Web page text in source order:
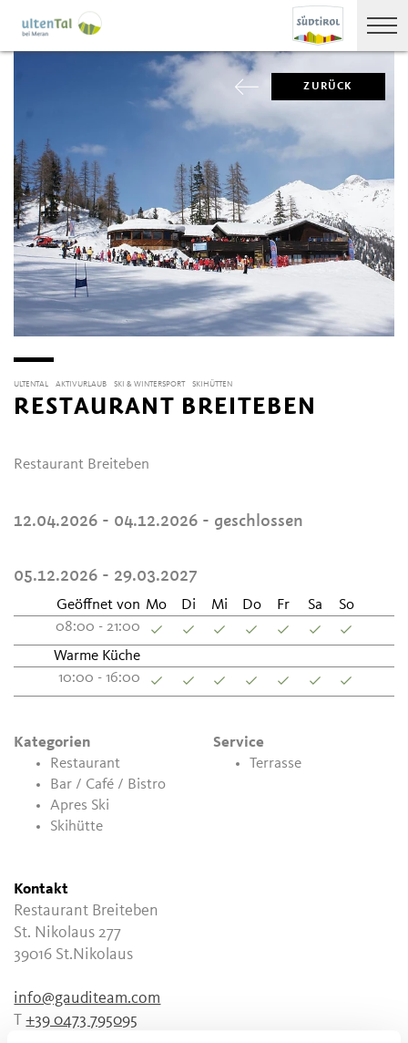
ZURÜCK
ULTENTAL AKTIVURLAUB SKI & WINTERSPORT SKIHÜTTEN
RESTAURANT BREITEBEN
Restaurant Breiteben
12.04.2026 - 04.12.2026 - geschlossen
05.12.2026 - 29.03.2027
Geöffnet von Mo Di Mi Do Fr Sa
So
08:00 - 21:00
Warme Küche
10:00 - 16:00
Kategorien
Restaurant
Bar / Café / Bistro
Apres Ski
Skihütte
Service
Terrasse
Kontakt
Restaurant Breiteben
St. Nikolaus 277
39016 St.Nikolaus
info@gauditeam.com
T+39 0473 795095